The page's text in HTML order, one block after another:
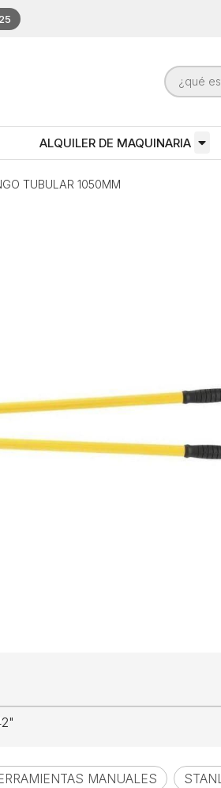
ALQUILER DE MAQUINARIA
TUBULAR 1050MM
MANUALES